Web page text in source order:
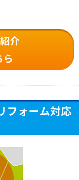
介
ら
フォーム対応